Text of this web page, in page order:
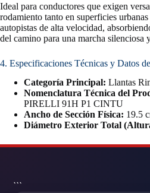
Ideal para conductores que exigen
rodamiento tanto en superficies
autopistas de alta velocidad,
del camino para una marcha silenciosa
4. Especificaciones Técnicas y Datos
Categoría Principal: Llantas
Nomenclatura Técnica del
PIRELLI 91H P1 CINTU
Ancho de Sección Física: 19.5
Diámetro Exterior Total
```